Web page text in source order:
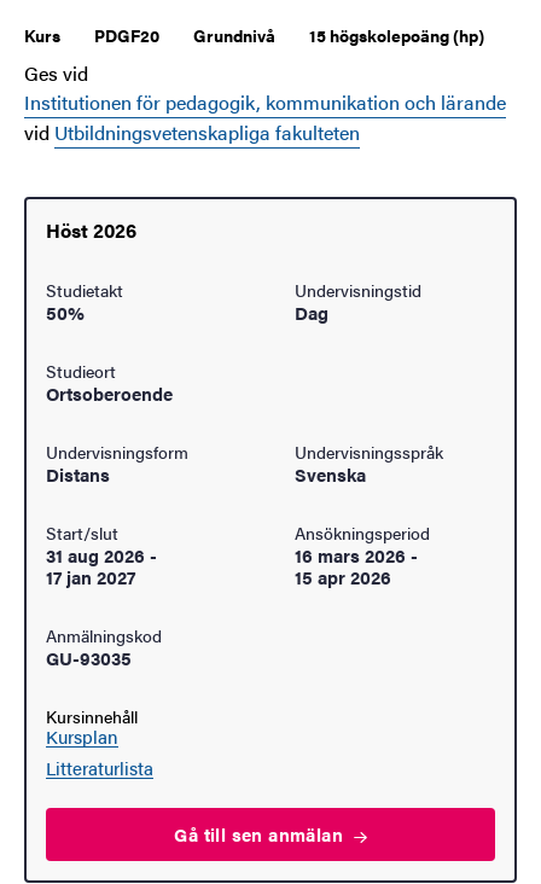
Kurs PDGF20 Grundnivå 15 högskolepoäng (hp)
Ges vid
Institutionen för pedagogik, kommunikation och lärande
vid Utbildningsvetenskapliga fakulteten
Höst 2026
Studietakt
50%
Undervisningstid
Dag
Studieort
Ortsoberoende
Undervisningsform
Distans
Undervisningsspråk
Svenska
Start/slut
31 aug 2026 -
17 jan 2027
Ansökningsperiod
16 mars 2026 -
15 apr 2026
Anmälningskod
GU-93035
Kursinnehåll
Kursplan
Litteraturlista
Gå till senanmälan